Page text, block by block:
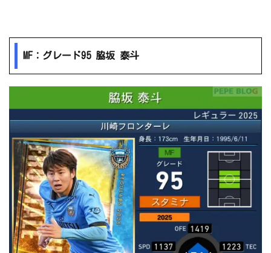
MF：グレード95 脇坂 泰斗